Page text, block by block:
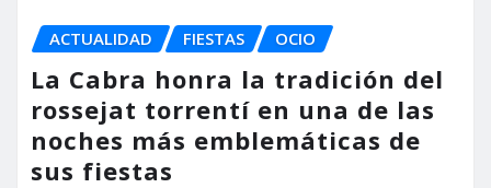
ACTUALIDAD FIESTAS OCIO
La Cabra honra la tradición del
rossejat torrentí en una de las
noches más emblemáticas de
sus fiestas